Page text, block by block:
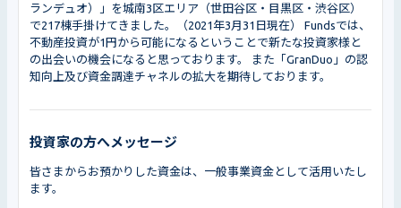
ランデュオ）」を城南3区エリア（世田谷区・目黒区・渋谷区）
で217棟手掛けてきました。（2021年3月31日現在） Fundsでは、
不動産投資が1円から可能になるということで新たな投資家様と
の出会いの機会になると思っております。 また「GranDuo」の認
知向上及び資金調達チャネルの拡大を期待しております。
投資家の方へメッセージ
皆さまからお預かりした資金は、一般事業資金として活用いたし
ます。